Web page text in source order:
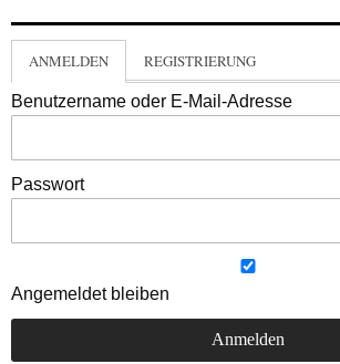
ANMELDEN REGISTRIERUNG
Benutzername oder E-Mail-Adresse
Passwort
Angemeldet bleiben